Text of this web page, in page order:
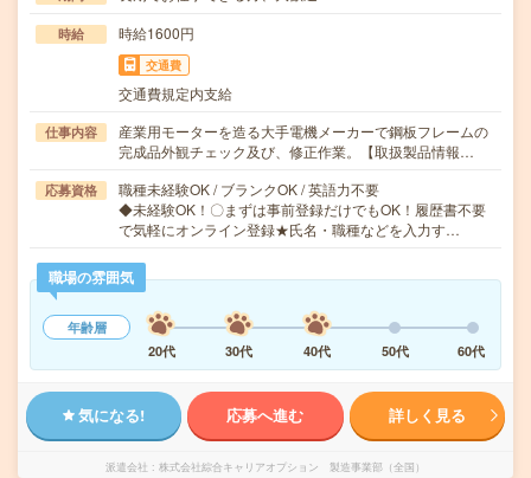
時給 時給1600円
交通費
交通費規定内支給
仕事内容
産業用モーターを造る大手電機メーカーで鋼板フレームの
完成品外観チェック及び、修正作業。【取扱製品情報…
応募資格
職種未経験OK / ブランクOK / 英語力不要
◆未経験OK！〇まずは事前登録だけでもOK！履歴書不要
で気軽にオンライン登録★氏名・職種などを入力す…
職場の雰囲気
年齢層
20代
30代 40代 50代 60代
気になる! 応募へ進む 詳しく見る
派遣会社 株式会社綜合キャリアオプション 製造事業部（全国）